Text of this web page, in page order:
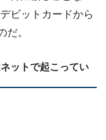
ビットカードから
。
ットで起こってい